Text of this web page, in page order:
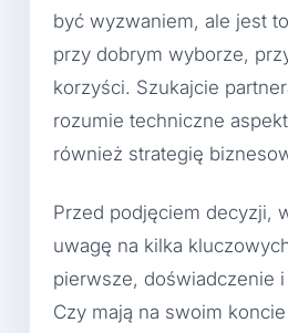
być wyzwaniem, ale jest
przy dobrym wyborze,
korzyści. Szukajcie
rozumie techniczne
również strategię
Przed podjęciem decyzji,
uwagę na kilka
pierwsze, doświadczenie
Czy mają na swoim